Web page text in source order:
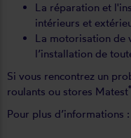
La réparation et
intérieurs et
La motorisation de
l’installation de
Si vous rencontrez un
roulants ou stores Matest®
Pour plus d’informations :